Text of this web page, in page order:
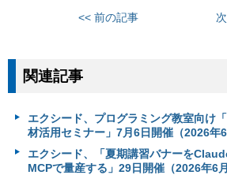
<< 前の記事
関連記事
エクシード、プログラミング教室向け
材活用セミナー」7月6日開催（2026年6
エクシード、「夏期講習バナーを
MCPで量産する」29日開催（2026年6月